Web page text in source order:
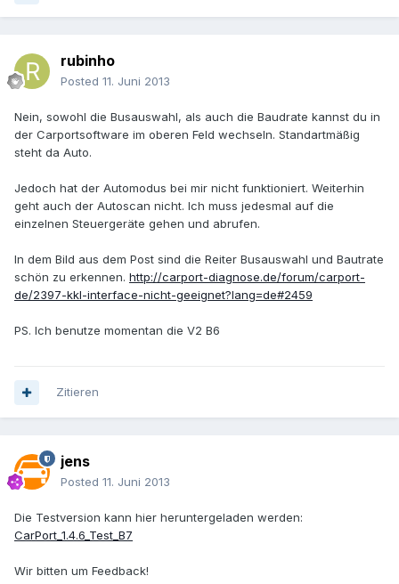
rubinho
Posted 11. Juni 2013
Nein, sowohl die Busauswahl, als auch die Baudrate kannst du in
der Carportsoftware im oberen Feld wechseln. Standartmäßig
steht da Auto.
Jedoch hat der Automodus bei mir nicht funktioniert. Weiterhin
geht auch der Autoscan nicht. Ich muss jedesmal auf die
einzelnen Steuergeräte gehen und abrufen.
In dem Bild aus dem Post sind die Reiter Busauswahl und Bautrate
schön zu erkennen. http://carport-diagnose.de/forum/carport-
de/2397-kkl-interface-nicht-geeignet?lang=de#2459
PS. Ich benutze momentan die V2 B6
Zitieren
jens
Posted 11. Juni 2013
Die Testversion kann hier heruntergeladen werden:
CarPort_1.4.6_Test_B7
Wir bitten um Feedback!